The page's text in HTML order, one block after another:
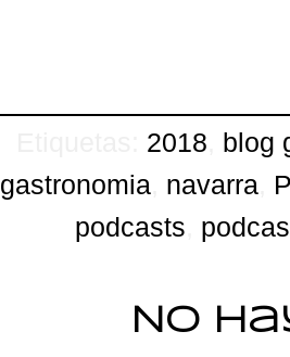
2018 blog
gastronomia navarra
podcasts
No